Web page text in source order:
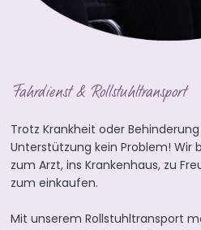
Fahrdienst & Rollstuhltransport
Trotz Krankheit oder
Unterstützung kein Problem! Wir
zum Arzt, ins Krankenhaus, zu
zum einkaufen.
Mit unserem Rollstuhltransport